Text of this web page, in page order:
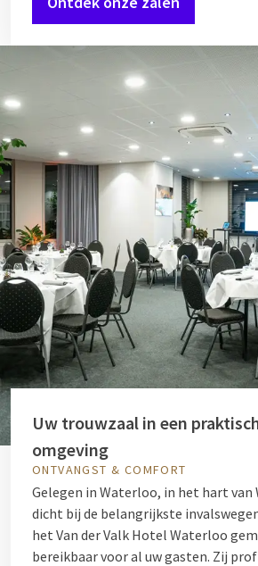
Uw trouwzaal in een
omgeving
ONTVANGST & COMFORT
Gelegen in Waterloo, in het hart van
dicht bij de belangrijkste
het Van der Valk Hotel Waterloo
bereikbaar voor al uw gasten. Zij